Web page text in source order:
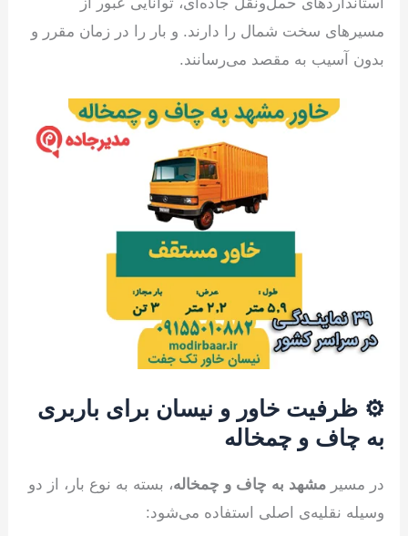
مسیرهای سخت شمال را دارند. و بار را در زمان مقرر و
بدون آسیب به مقصد می‌رسانند.
⚙️ ظرفیت خاور و نیسان برای باربری
به چاف و چمخاله
در مسیرمشهد به چاف و چمخاله، بسته به نوع بار، از دو
وسیله نقلیه‌ی اصلی استفاده می‌شود: